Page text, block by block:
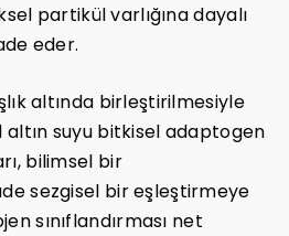
partikül varlığına dayalı
eder.
altında birleştirilmesiyle
suyu bitkisel adaptogen
bilimsel bir
sezgisel bir eşleştirmeye
sınıflandırması net